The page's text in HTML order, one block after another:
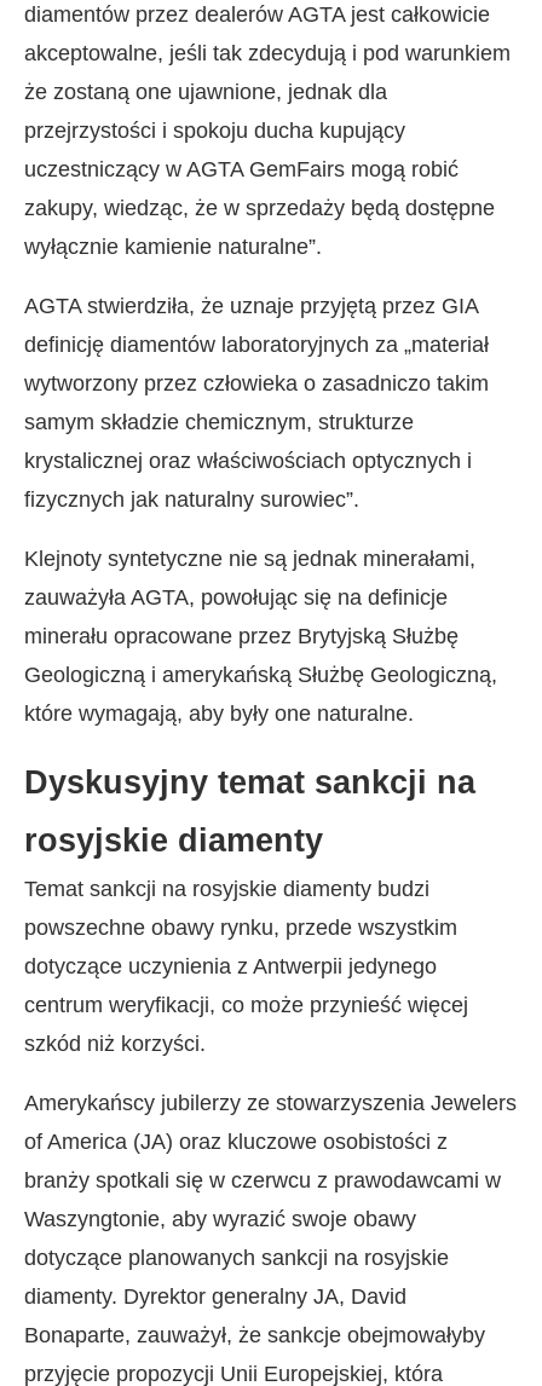
diamentów przez dealerów AGTA jest całkowicie
akceptowalne, jeśli tak zdecydują i pod warunkiem
że zostaną one ujawnione, jednak dla
przejrzystości i spokoju ducha kupujący
uczestniczący w AGTA GemFairs mogą robić
zakupy, wiedząc, że w sprzedaży będą dostępne
wyłącznie kamienie naturalne”.
AGTA stwierdziła, że uznaje przyjętą przez GIA
definicję diamentów laboratoryjnych za „materiał
wytworzony przez człowieka o zasadniczo takim
samym składzie chemicznym, strukturze
krystalicznej oraz właściwościach optycznych i
fizycznych jak naturalny surowiec”.
Klejnoty syntetyczne nie są jednak minerałami,
zauważyła AGTA, powołując się na definicje
minerału opracowane przez Brytyjską Służbę
Geologiczną i amerykańską Służbę Geologiczną,
które wymagają, aby były one naturalne.
Dyskusyjny temat sankcji na
rosyjskie diamenty
Temat sankcji na rosyjskie diamenty budzi
powszechne obawy rynku, przede wszystkim
dotyczące uczynienia z Antwerpii jedynego
centrum weryfikacji, co może przynieść więcej
szkód niż korzyści.
Amerykańscy jubilerzy ze stowarzyszenia Jewelers
of America (JA) oraz kluczowe osobistości z
branży spotkali się w czerwcu z prawodawcami w
Waszyngtonie, aby wyrazić swoje obawy
dotyczące planowanych sankcji na rosyjskie
diamenty. Dyrektor generalny JA, David
Bonaparte, zauważył, że sankcje obejmowałyby
przyjęcie propozycji Unii Europejskiej, która